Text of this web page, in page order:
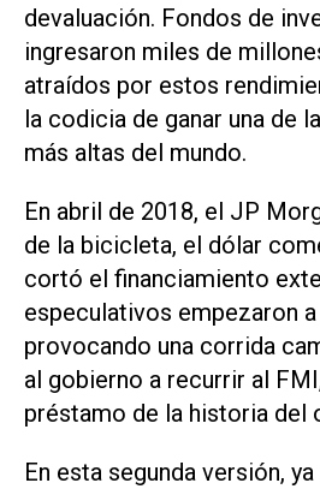
devaluación. Fondos de
ingresaron miles de
atraídos por estos
la codicia de ganar una de
más altas del mundo.
En abril de 2018, el JP
de la bicicleta, el dólar
cortó el financiamiento
especulativos empezaron
provocando una corrida
al gobierno a recurrir al
préstamo de la historia del
En esta segunda versión,